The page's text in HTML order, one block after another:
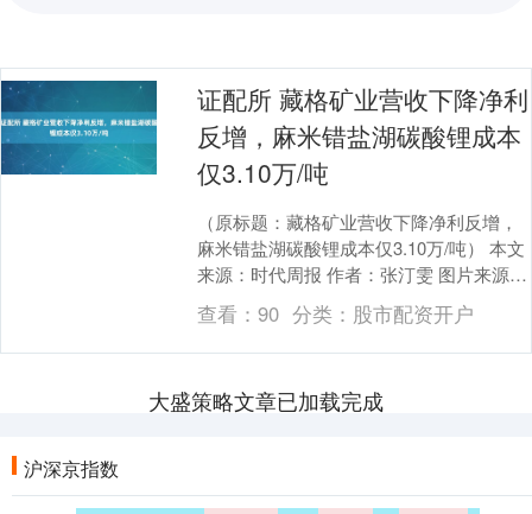
证配所 藏格矿业营收下降净利
反增，麻米错盐湖碳酸锂成本
仅3.10万/吨
（原标题：藏格矿业营收下降净利反增，
麻米错盐湖碳酸锂成本仅3.10万/吨） 本文
来源：时代周报 作者：张汀雯 图片来源：
图虫创意 8月3日，藏格矿业（00040....
查看：90 分类： 股市配资开户
大盛策略文章已加载完成
沪深京指数